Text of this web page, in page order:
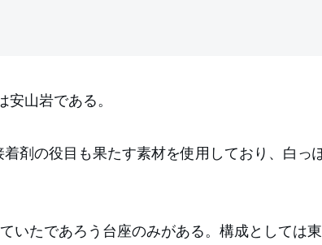
山岩である。
剤の役目も果たす素材を使用しており、白っ
いたであろう台座のみがある。構成としては